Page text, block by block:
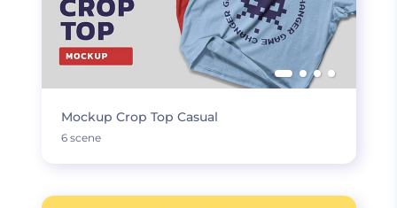
Mockup Crop Top Casual
6 scene